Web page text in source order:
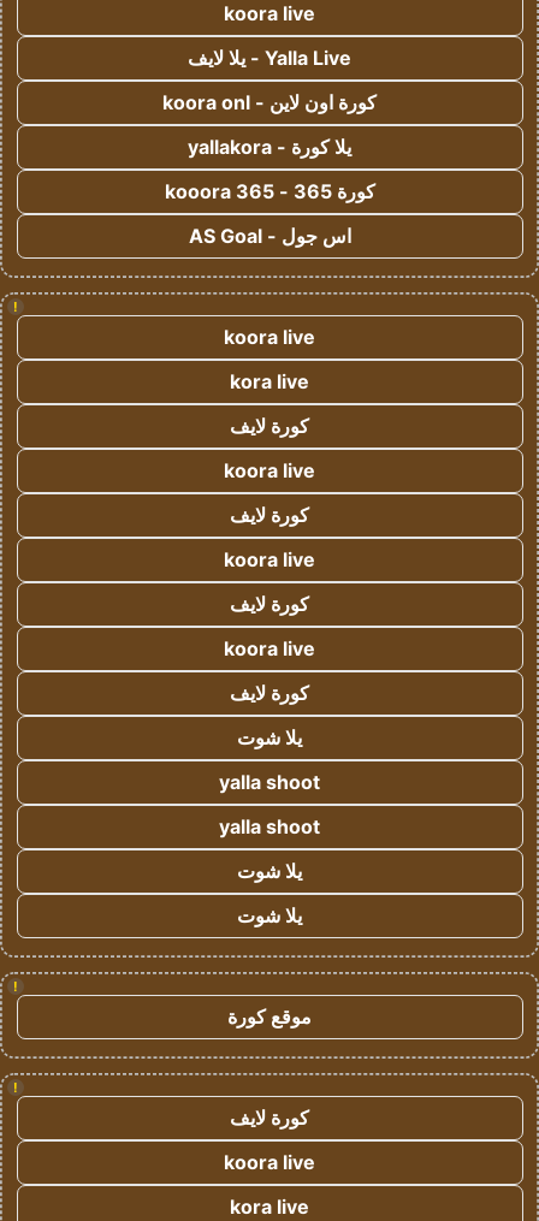
koora live
Yalla Live - يلا لايف
كورة اون لاين - koora onl
يلا كورة - yallakora
كورة 365 - kooora 365
اس جول - AS Goal
!
koora live
kora live
كورة لايف
koora live
كورة لايف
koora live
كورة لايف
koora live
كورة لايف
يلا شوت
yalla shoot
yalla shoot
يلا شوت
يلا شوت
!
موقع كورة
!
كورة لايف
koora live
kora live